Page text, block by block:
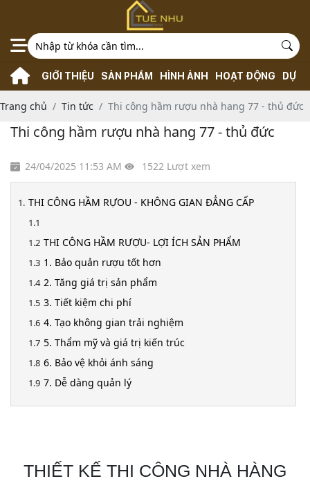
GIỚI THIỆU SẢN PHẨM HÌNH ẢNH HOẠT ĐỘNG DỰ
Trang chủ Tin tức Thi công hầm rượu nhà hang 77 - thủ đức
Thi công hầm rượu nhà hang 77 - thủ đức
24/04/2025 11:53 AM 1522 Lượt xem
THI CÔNG HẦM RỰOU - KHÔNG GIAN ĐẲNG CẤP
THI CÔNG HẦM RƯỢU- LỢI ÍCH SẢN PHẨM
1. Bảo quản rượu tốt hơn
2. Tăng giá trị sản phẩm
3. Tiết kiệm chi phí
4. Tạo không gian trải nghiệm
5. Thẩm mỹ và giá trị kiến trúc
6. Bảo vệ khỏi ánh sáng
7. Dễ dàng quản lý
THIẾT KẾ THI CÔNG NHÀ HÀNG